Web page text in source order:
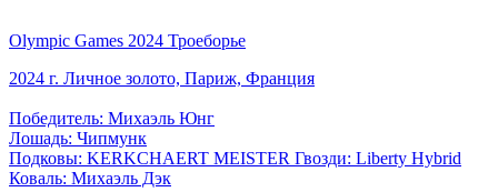
Olympic Games 2024 Троеборье
2024 г. Личное золото, Париж, Франция
Победитель: Михаэль Юнг
Лошадь: Чипмунк
Подковы: KERKCHAERT MEISTER Гвозди: Liberty Hybrid
Коваль: Михаэль Дэк